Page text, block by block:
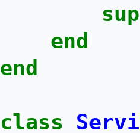
end
end
class